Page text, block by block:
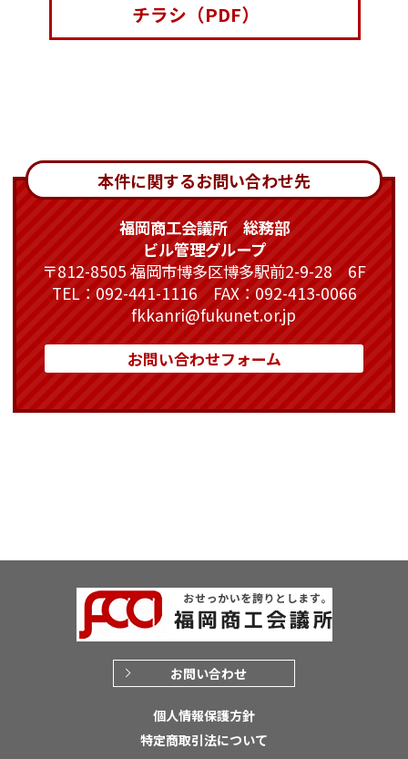
チラシ（PDF）
本件に関するお問い合わせ先
福岡商工会議所 総務部
ビル管理グループ
〒812-8505 福岡市博多区博多駅前2-9-28 6F
TEL：092-441-1116 FAX：092-413-0066
fkkanri@fukunet.or.jp
お問い合わせフォーム
お問い合わせ
個人情報保護方針
特定商取引法について